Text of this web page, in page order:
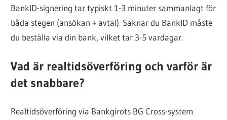
BankID-signering tar typiskt 1-3 minuter sammanlagt för
båda stegen (ansökan + avtal). Saknar du BankID måste
du beställa via din bank, vilket tar 3-5 vardagar.
Vad är realtidsöverföring och varför är
det snabbare?
Realtidsöverföring via Bankgirots BG Cross-system